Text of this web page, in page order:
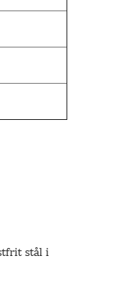
stål i